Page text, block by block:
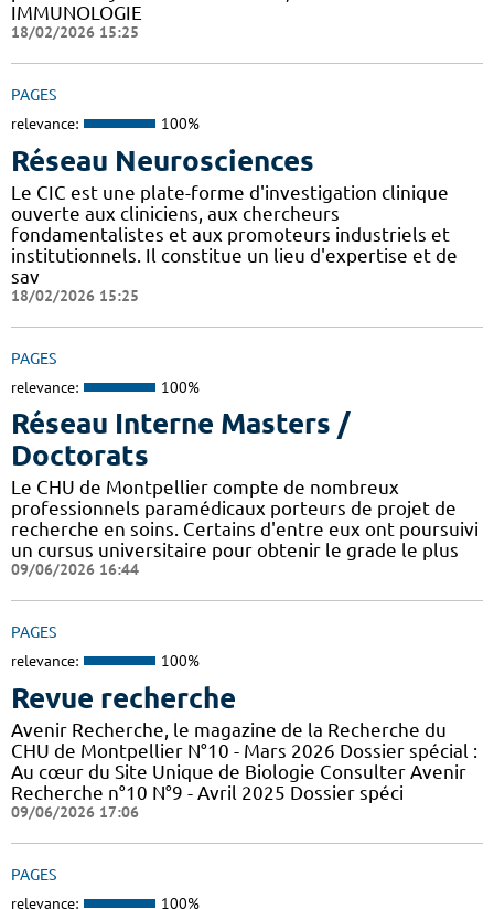
IMMUNOLOGIE
18/02/2026 15:25
PAGES
relevance: 100%
Réseau Neurosciences
Le CIC est une plate-forme d'investigation clinique
ouverte aux cliniciens, aux chercheurs
fondamentalistes et aux promoteurs industriels et
institutionnels. Il constitue un lieu d'expertise et de
sav
18/02/2026 15:25
PAGES
relevance: 100%
Réseau Interne Masters /
Doctorats
Le CHU de Montpellier compte de nombreux
professionnels paramédicaux porteurs de projet de
recherche en soins. Certains d'entre eux ont poursuivi
un cursus universitaire pour obtenir le grade le plus
09/06/2026 16:44
PAGES
relevance: 100%
Revue recherche
Avenir Recherche, le magazine de la Recherche du
CHU de Montpellier N°10 - Mars 2026 Dossier spécial :
Au cœur du Site Unique de Biologie Consulter Avenir
Recherche n°10 N°9 - Avril 2025 Dossier spéci
09/06/2026 17:06
PAGES
relevance: 100%